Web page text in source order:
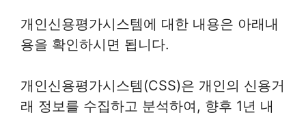
개인신용평가시스템에 대한 내용은 아래내
용을 확인하시면 됩니다.
개인신용평가시스템(CSS)은 개인의 신용거
래 정보를 수집하고 분석하여, 향후 1년 내